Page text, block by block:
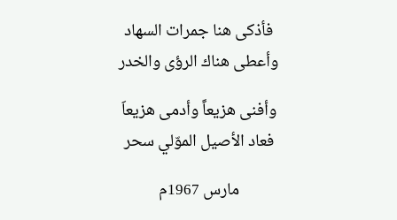
فأذكى هنا جمرات السهاد
وأعطى هناك الرؤى والخدر
وأفنى هزيعاً وأدمى هزيعاَ
فعاد الأصيل الموّلي سحر
مارس 1967م